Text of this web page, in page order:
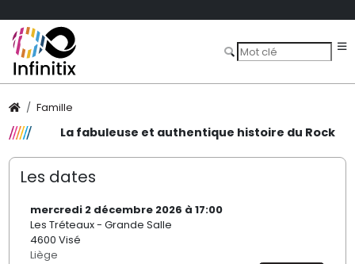
Famille
La fabuleuse et authentique histoire du Rock
Les dates
mercredi 2 décembre 2026 à 17:00
Les Tréteaux - Grande Salle
4600 Visé
Liège